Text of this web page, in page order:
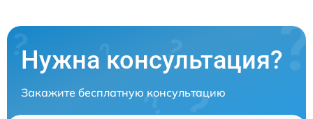
Нужна консультация?
Закажите бесплатную консультацию